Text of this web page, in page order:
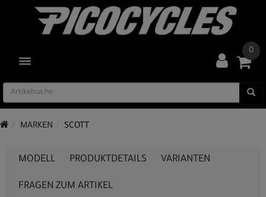
TOGGLE NAVIGATION
0
MARKEN SCOTT
MODELL PRODUKTDETAILS VARIANTEN
FRAGEN ZUM ARTIKEL